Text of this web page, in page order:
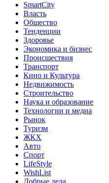
SmartCity
Власть
Общество
Тенденции
Здоровье
Экономика и бизнес
Происшествия
Транспорт
Кино и Культура
Недвижимость
Строительство
Наука и образование
Технологии и медиа
Рынок
Туризм
ЖКХ
Авто
Спорт
LifeStyle
WishList
Добрые дела